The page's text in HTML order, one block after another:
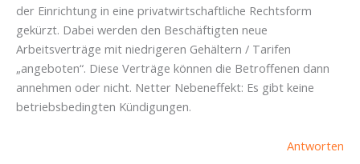
der Einrichtung in eine privatwirtschaftliche Rechtsform
gekürzt. Dabei werden den Beschäftigten neue
Arbeitsverträge mit niedrigeren Gehältern / Tarifen
„angeboten“. Diese Verträge können die Betroffenen dann
annehmen oder nicht. Netter Nebeneffekt: Es gibt keine
betriebsbedingten Kündigungen.
Antworten